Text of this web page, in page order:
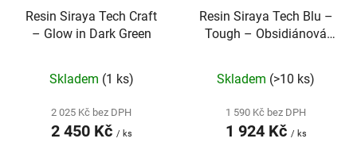
Resin Siraya Tech Craft
– Glow in Dark Green
Skladem (1 ks)
2 025 Kč bez DPH
2 450 Kč / ks
Resin Siraya Tech Blu –
Tough – Obsidiánová
Skladem (>10 ks)
1 590 Kč bez DPH
1 924 Kč / ks